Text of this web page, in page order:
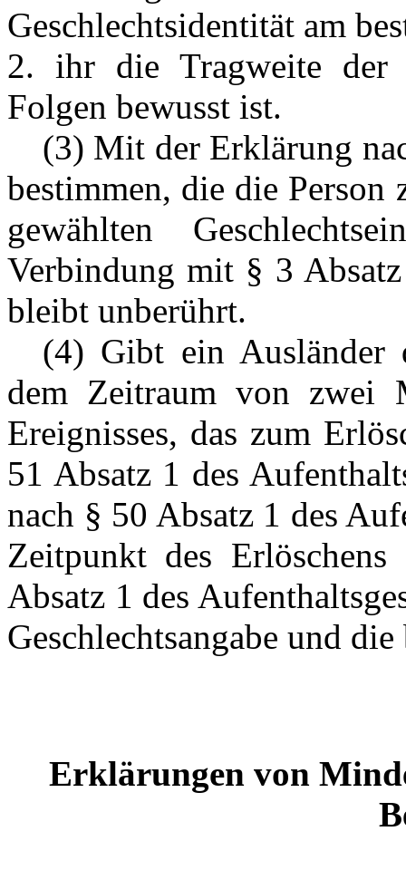
Geschlechtsidentität am
2. ihr die Tragweite der
Folgen bewusst ist.
(3) Mit der Erklärung
bestimmen, die die
gewählten
Verbindung mit § 3 Absatz
bleibt unberührt.
(4) Gibt ein Ausländer
dem Zeitraum von zwei
Ereignisses, das zum
51 Absatz 1 des
nach § 50 Absatz 1 des
Zeitpunkt des
Absatz 1 des
Geschlechtsangabe und
Erklärungen von